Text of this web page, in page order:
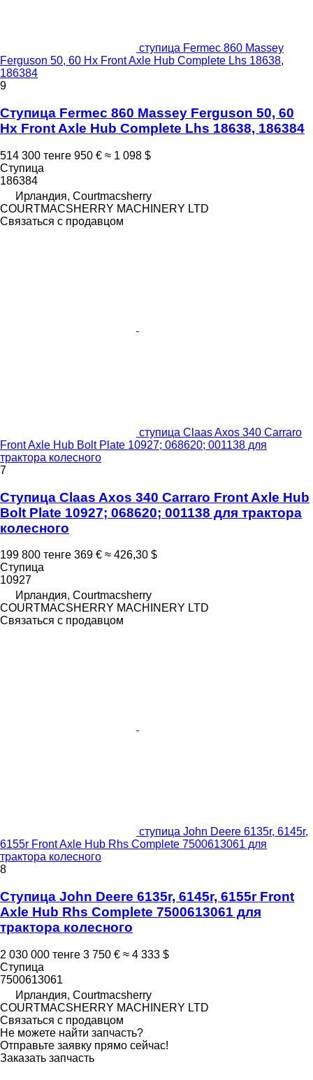
ступица Fermec 860 Massey
Ferguson 50, 60 Hx Front Axle Hub Complete Lhs 18638,
186384
9
Ступица Fermec 860 Massey Ferguson 50, 60
Hx Front Axle Hub Complete Lhs 18638, 186384
514 300 тенге 950 € ≈ 1 098 $
Ступица
186384
Ирландия, Courtmacsherry
COURTMACSHERRY MACHINERY LTD
Связаться с продавцом
ступица Claas Axos 340 Carraro
Front Axle Hub Bolt Plate 10927; 068620; 001138 для
трактора колесного
7
Ступица Claas Axos 340 Carraro Front Axle Hub
Bolt Plate 10927; 068620; 001138 для трактора
колесного
199 800 тенге 369 € ≈ 426,30 $
Ступица
10927
Ирландия, Courtmacsherry
COURTMACSHERRY MACHINERY LTD
Связаться с продавцом
ступица John Deere 6135r, 6145r,
6155r Front Axle Hub Rhs Complete 7500613061 для
трактора колесного
8
Ступица John Deere 6135r, 6145r, 6155r Front
Axle Hub Rhs Complete 7500613061 для
трактора колесного
2 030 000 тенге 3 750 € ≈ 4 333 $
Ступица
7500613061
Ирландия, Courtmacsherry
COURTMACSHERRY MACHINERY LTD
Связаться с продавцом
Не можете найти запчасть?
Отправьте заявку прямо сейчас!
Заказать запчасть